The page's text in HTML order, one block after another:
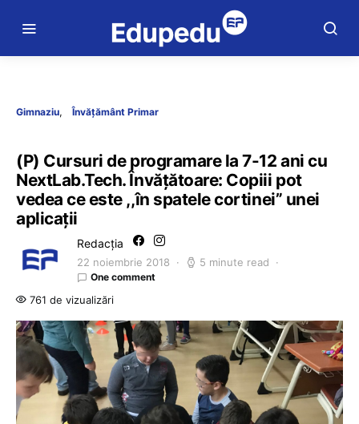
Gimnaziu Învățământ Primar
(P) Cursuri de programare la 7-12 ani cu
NextLab.Tech. Învățătoare: Copiii pot
vedea ce este ,,în spatele cortinei” unei
aplicații
Redacția
22 noiembrie 2018 5 minute read
One comment
761 de vizualizări